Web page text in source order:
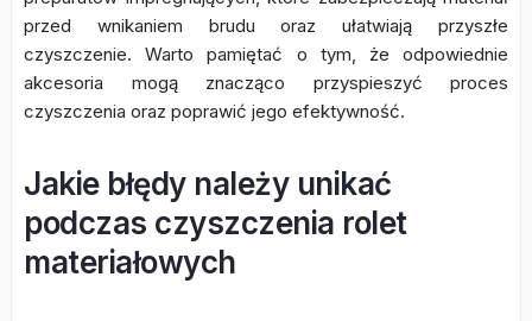
przed wnikaniem brudu oraz ułatwiają przyszłe
czyszczenie. Warto pamiętać o tym, że odpowiednie
akcesoria mogą znacząco przyspieszyć proces
czyszczenia oraz poprawić jego efektywność.
Jakie błędy należy unikać
podczas czyszczenia rolet
materiałowych